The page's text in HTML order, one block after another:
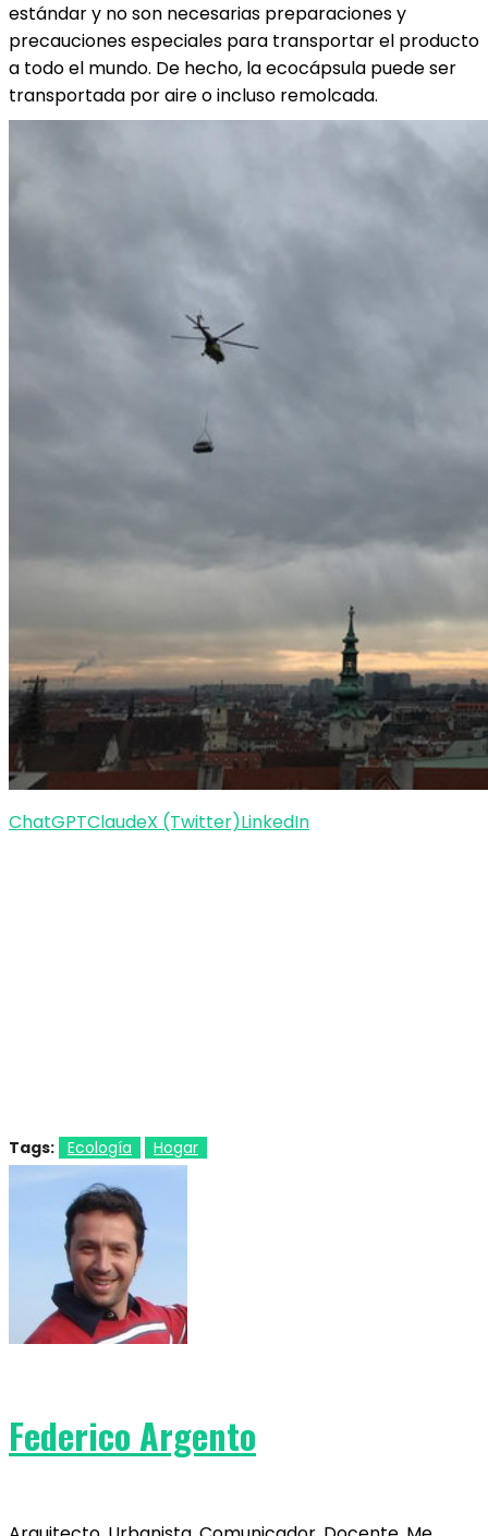
estándar y no son necesarias preparaciones y
precauciones especiales para transportar el producto
a todo el mundo. De hecho, la ecocápsula puede ser
transportada por aire o incluso remolcada.
ChatGPTClaudeX (Twitter)LinkedIn
Tags: Ecología Hogar
Federico Argento